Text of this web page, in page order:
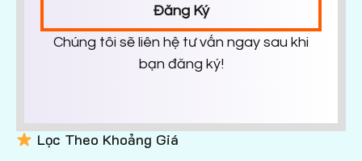
Đăng Ký
Chúng tôi sẽ liên hệ tư vấn ngay sau khi
bạn đăng ký!
Lọc Theo Khoảng Giá